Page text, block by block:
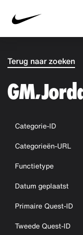
Terug naar zoeken
GM,
Categorie-ID
Categorieën-URL
Functietype
Datum geplaatst
Primaire Quest-ID
Tweede Quest-ID